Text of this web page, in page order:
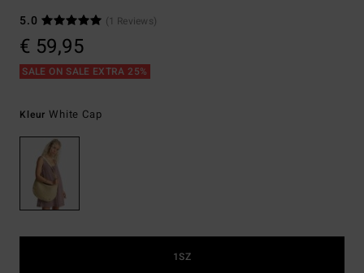
5.0
(1 Reviews)
€ 59,95
SALE ON SALE EXTRA 25%
KleurWhite Cap
1SZ